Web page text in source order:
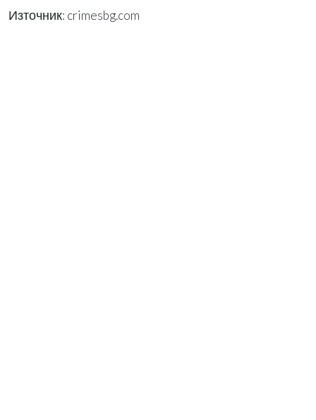
Източник: crimesbg.com